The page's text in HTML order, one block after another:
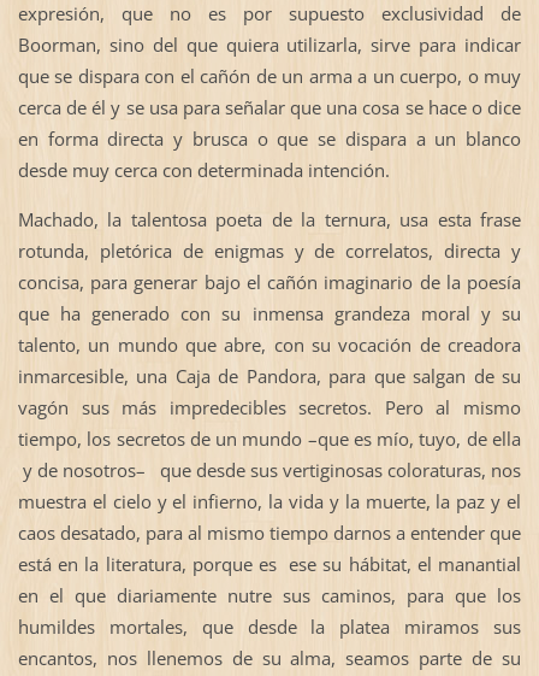
expresión, que no es por supuesto exclusividad de
Boorman, sino del que quiera utilizarla, sirve para indicar
que se dispara con el cañón de un arma a un cuerpo, o muy
cerca de él y se usa para señalar que una cosa se hace o dice
en forma directa y brusca o que se dispara a un blanco
desde muy cerca con determinada intención.
Machado, la talentosa poeta de la ternura, usa esta frase
rotunda, pletórica de enigmas y de correlatos, directa y
concisa, para generar bajo el cañón imaginario de la poesía
que ha generado con su inmensa grandeza moral y su
talento, un mundo que abre, con su vocación de creadora
inmarcesible, una Caja de Pandora, para que salgan de su
vagón sus más impredecibles secretos. Pero al mismo
tiempo, los secretos de un mundo –que es mío, tuyo, de ella
y de nosotros– que desde sus vertiginosas coloraturas, nos
muestra el cielo y el infierno, la vida y la muerte, la paz y el
caos desatado, para al mismo tiempo darnos a entender que
está en la literatura, porque es ese su hábitat, el manantial
en el que diariamente nutre sus caminos, para que los
humildes mortales, que desde la platea miramos sus
encantos, nos llenemos de su alma, seamos parte de su